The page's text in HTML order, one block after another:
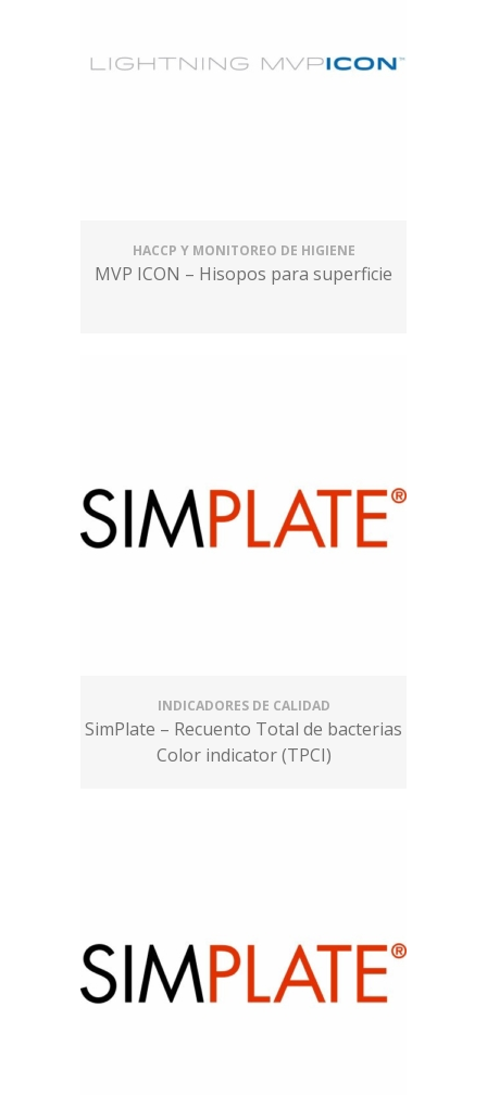
HACCP Y MONITOREO DE HIGIENE
MVP ICON – Hisopos para superficie
INDICADORES DE CALIDAD
SimPlate – Recuento Total de bacterias
Color indicator (TPCI)